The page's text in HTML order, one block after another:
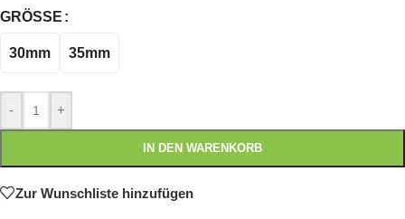
GRÖSSE
30mm 35mm
- +
IN DEN WARENKORB
Zur Wunschliste hinzufügen